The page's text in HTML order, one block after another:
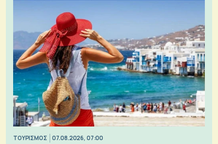
ΤΟΥΡΙΣΜΟΣ 07.08.2026, 07:00